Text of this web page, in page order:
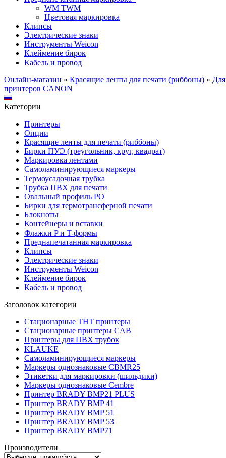
WM TWM
Цветовая маркировка
Клипсы
Электрические знаки
Инструменты Weicon
Клеймение бирок
Кабель и провод
Онлайн-магазин » Красящие ленты для печати (риббоны) » Для
принтеров CANON
Категории
Принтеры
Опции
Красящие ленты для печати (риббоны)
Бирки ПУЭ (треугольник, круг, квадрат)
Маркировка лентами
Самоламинирующиеся маркеры
Термоусадочная трубка
Трубка ПВХ для печати
Овальный профиль PO
Бирки для термотрансферной печати
Блокноты
Контейнеры и вставки
Флажки P и T-формы
Преднапечатанная маркировка
Клипсы
Электрические знаки
Инструменты Weicon
Клеймение бирок
Кабель и провод
Заголовок категории
Стационарные THT принтеры
Стационарные принтеры CAB
Принтеры для ПВХ трубок
KLAUKE
Самоламинирующиеся маркеры
Маркеры однознаковые CBMR25
Этикетки для маркировки (шильдики)
Маркеры однознаковые Cembre
Принтер BRADY BMP21 PLUS
Принтер BRADY BMP 41
Принтер BRADY BMP 51
Принтер BRADY BMP 53
Принтер BRADY BMP71
Производители